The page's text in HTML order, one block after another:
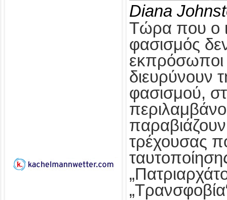
Diana
Τώρα που ο
φασισμός
εκπρόσωποι
διευρύνουν
φασισμού,
τρέχουσας